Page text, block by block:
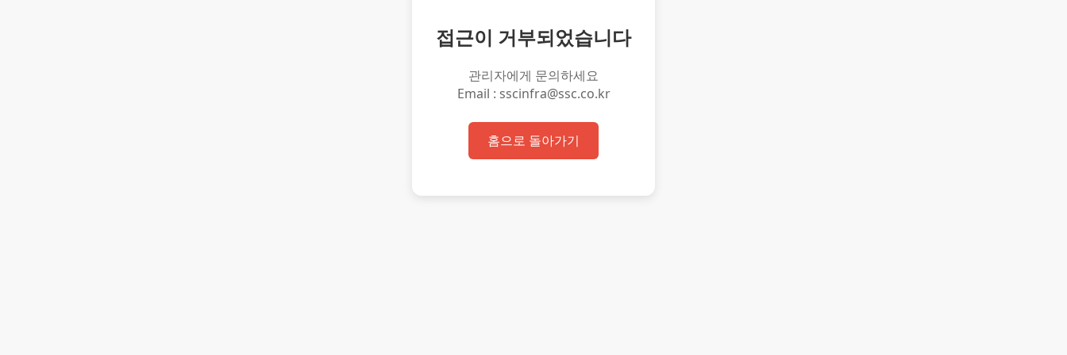
접근이 거부되었습니다
관리자에게 문의하세요
Email : sscinfra@ssc.co.kr
홈으로 돌아가기